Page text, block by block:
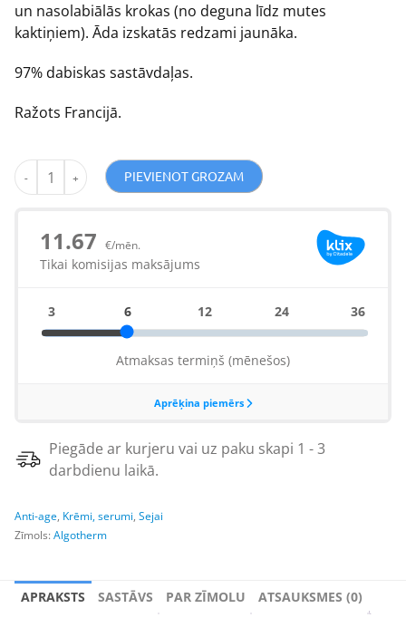
un nasolabiālās krokas (no deguna līdz mutes
kaktiņiem). Āda izskatās redzami jaunāka.
97% dabiskas sastāvdaļas.
Ražots Francijā.
PIEVIENOT GROZAM
Piegāde ar kurjeru vai uz paku skapi 1 - 3
darbdienu laikā.
Anti-age, Krēmi, serumi, Sejai
Zīmols: Algotherm
APRAKSTS SASTĀVS PAR ZĪMOLU ATSAUKSMES (0)